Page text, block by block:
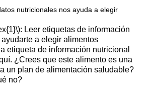
: Leer etiquetas de información
a elegir alimentos
etiqueta de información nutricional
¿Crees que este alimento es una
un plan de alimentación saludable?
no?